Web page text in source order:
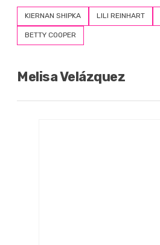
KIERNAN SHIPKA LILI REINHART
BETTY COOPER
Melisa Velázquez